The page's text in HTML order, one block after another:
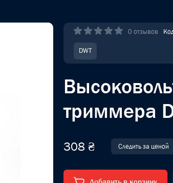
0 отзывов
DWT
триммера
308 ₴ Следить за ценой